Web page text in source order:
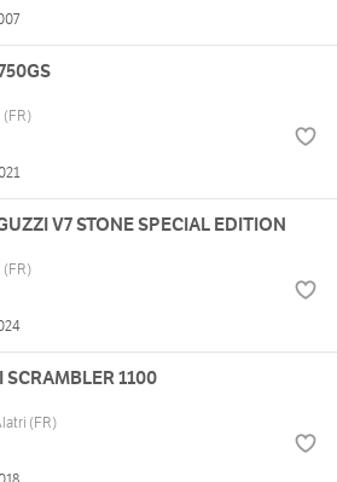
(FR)
V7 STONE SPECIAL EDITION
(FR)
SCRAMBLER 1100
(FR)